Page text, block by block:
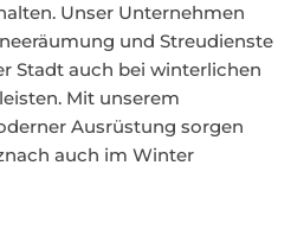
Unser Unternehmen
und Streudienste
Stadt auch bei winterlichen
Mit unserem
Ausrüstung sorgen
auch im Winter